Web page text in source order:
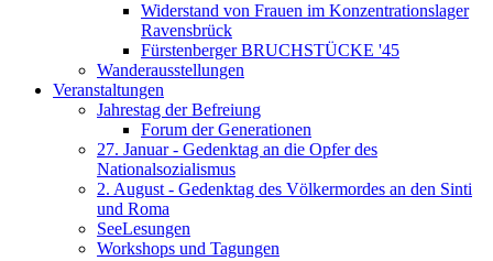
Widerstand von Frauen im Konzentrationslager
Ravensbrück
Fürstenberger BRUCHSTÜCKE '45
Wanderausstellungen
Veranstaltungen
Jahrestag der Befreiung
Forum der Generationen
27. Januar - Gedenktag an die Opfer des
Nationalsozialismus
2. August - Gedenktag des Völkermordes an den Sinti
und Roma
SeeLesungen
Workshops und Tagungen